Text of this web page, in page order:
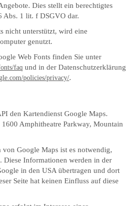
Dies stellt ein berechtigtes
Abs. 1 lit. f DSGVO dar.
nicht unterstützt, wird eine
genutzt.
Web Fonts finden Sie unter
faq und in der Datenschutzerklärung
policies/privacy/.
den Kartendienst Google Maps.
Amphitheatre Parkway, Mountain
Google Maps ist es notwendig,
Diese Informationen werden in der
in den USA übertragen und dort
Seite hat keinen Einfluss auf diese